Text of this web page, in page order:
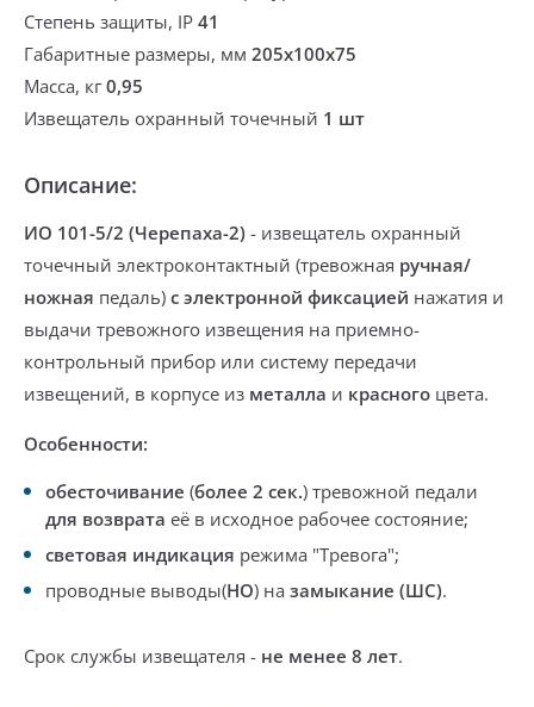
Степень защиты, IP 41
Габаритные размеры, мм 205х100х75
Масса, кг0,95
Извещатель охранный точечный 1 шт
Описание:
ИО 101-5/2 (Черепаха-2) - извещатель охранный
точечный электроконтактный (тревожная ручная/
ножная педаль) с электронной фиксацией нажатия и
выдачи тревожного извещения на приемно-
контрольный прибор или систему передачи
извещений, в корпусе из металла и красного цвета.
Особенности:
обесточивание (более 2 сек.) тревожной педали
для возврата её в исходное рабочее состояние;
световая индикация режима "Тревога";
проводные выводы(НО) на замыкание (ШС).
Срок службы извещателя - не менее 8 лет.